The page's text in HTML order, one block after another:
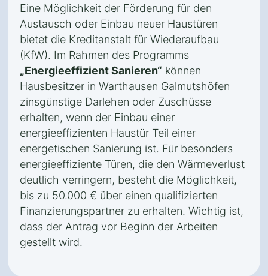
Eine Möglichkeit der Förderung für den
Austausch oder Einbau neuer Haustüren
bietet die Kreditanstalt für Wiederaufbau
(KfW). Im Rahmen des Programms
„Energieeffizient Sanieren“ können
Hausbesitzer in Warthausen Galmutshöfen
zinsgünstige Darlehen oder Zuschüsse
erhalten, wenn der Einbau einer
energieeffizienten Haustür Teil einer
energetischen Sanierung ist. Für besonders
energieeffiziente Türen, die den Wärmeverlust
deutlich verringern, besteht die Möglichkeit,
bis zu 50.000 € über einen qualifizierten
Finanzierungspartner zu erhalten. Wichtig ist,
dass der Antrag vor Beginn der Arbeiten
gestellt wird.